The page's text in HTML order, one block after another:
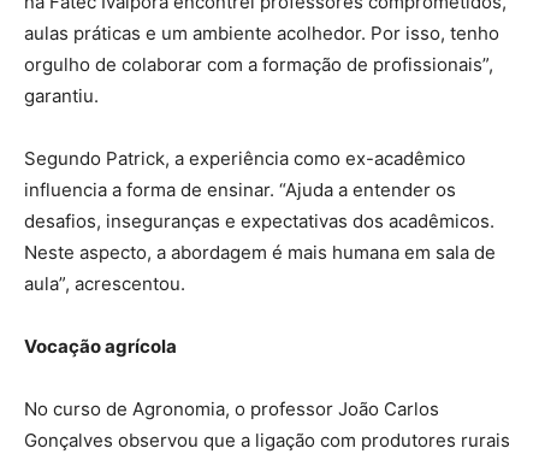
aulas práticas e um ambiente acolhedor. Por isso, tenho
orgulho de colaborar com a formação de profissionais”,
garantiu.
Segundo Patrick, a experiência como ex-acadêmico
influencia a forma de ensinar. “Ajuda a entender os
desafios, inseguranças e expectativas dos acadêmicos.
Neste aspecto, a abordagem é mais humana em sala de
aula”, acrescentou.
Vocação agrícola
No curso de Agronomia, o professor João Carlos
Gonçalves observou que a ligação com produtores rurais